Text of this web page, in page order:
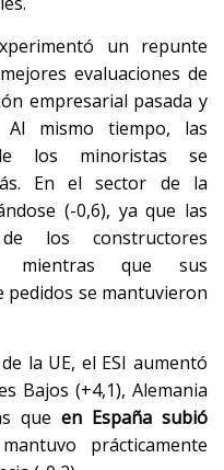
un repunte
evaluaciones de
empresarial pasada y
Al mismo tiempo, las
los minoristas se
En el sector de la
(-0,6), ya que las
los constructores
mientras que sus
pedidos se mantuvieron
la UE, el ESI aumentó
Bajos (+4,1), Alemania
que en España subió
prácticamente